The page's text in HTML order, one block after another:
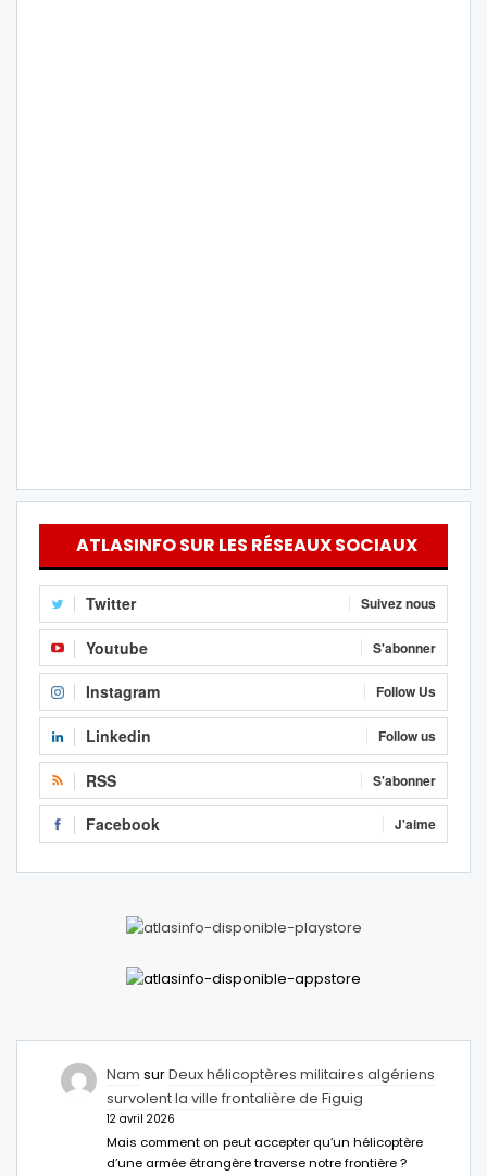
ATLASINFO SUR LES RÉSEAUX SOCIAUX
Twitter Suivez nous
Youtube S'abonner
Instagram Follow Us
Linkedin Follow us
RSS S'abonner
Facebook J'aime
Nam surDeux hélicoptères militaires algériens
survolent la ville frontalière de Figuig
12 avril 2026
Mais comment on peut accepter qu’un hélicoptère
d’une armée étrangère traverse notre frontière ?